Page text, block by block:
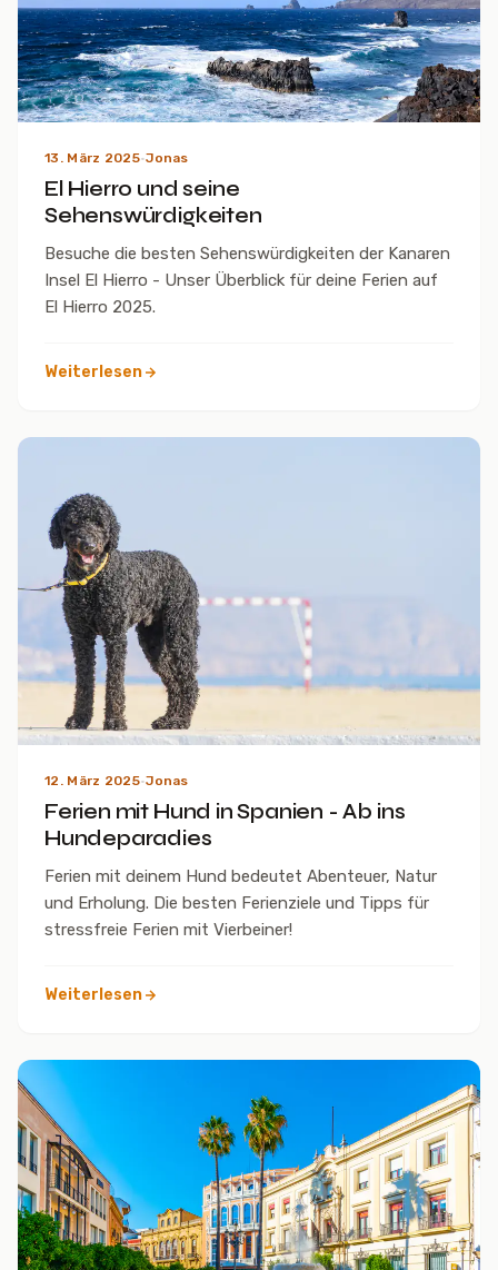
13. März 2025·Jonas
El Hierro und seine
Sehenswürdigkeiten
Besuche die besten Sehenswürdigkeiten der Kanaren
Insel El Hierro - Unser Überblick für deine Ferien auf
El Hierro 2025.
Weiterlesen
12. März 2025·Jonas
Ferien mit Hund in Spanien - Ab ins
Hundeparadies
Ferien mit deinem Hund bedeutet Abenteuer, Natur
und Erholung. Die besten Ferienziele und Tipps für
stressfreie Ferien mit Vierbeiner!
Weiterlesen